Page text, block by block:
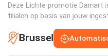
Deze Lichte promotie Damart
filialen op basis van jouw
Brussel